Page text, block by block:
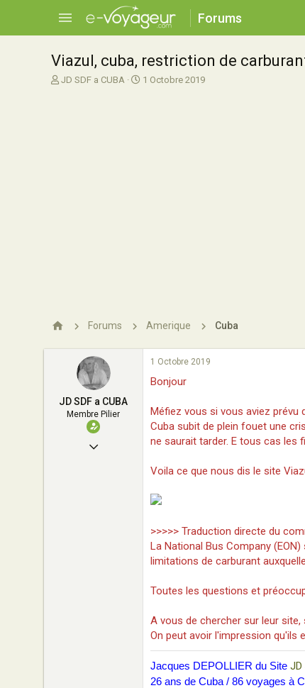
Forums
Viazul, cuba, restriction de
A
n
JD SDF a CUBA
D1 Octobre 2019
Forums Amerique Cuba
JD SDF a CUBA
Membre Pilier
1 Octobre 2019
Bonjour
Méfiez vous si vous aviez prévu
Cuba subit de plein fouet une
ne saurait tarder. E tous cas les
Voila ce que nous dis le site
>>>>> Traduction directe du
La National Bus Company
limitations de carburant
Toutes les questions et
A vous de chercher sur leur
On peut avoir l'impression qu'ils
Jacques DEPOLLIER du Site JD
26 ans de Cuba / 86 voyages à